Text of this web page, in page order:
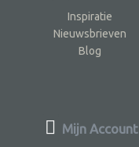
Inspiratie
Nieuwsbrieven
Blog
Mijn Account